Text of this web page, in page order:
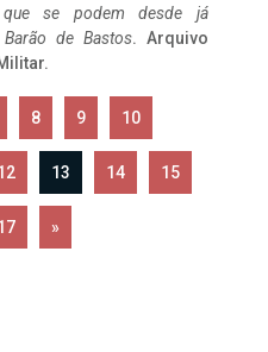
que se podem desde já
de Bastos. Arquivo
8 9 10
13 14 15
»